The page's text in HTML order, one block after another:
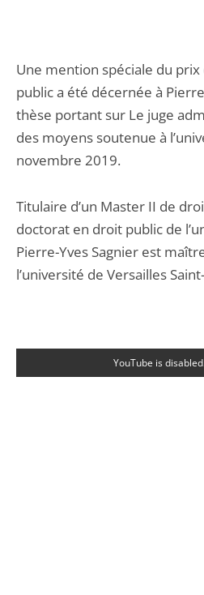
Une mention spéciale du
public a été décernée à
thèse portant sur Le juge
des moyens soutenue à
novembre 2019.
Titulaire d’un Master II de
doctorat en droit public de
Pierre-Yves Sagnier est
l’université de Versailles
YouTube is